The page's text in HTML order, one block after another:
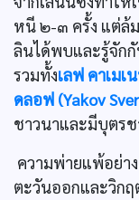
หนี ๒-๓ ครั้ง แต่ล้
ลินได้พบและรู้จัก
รวมทั้งเลฟ คาเมเ
ดลอฟ (Yakov
ชาวนาและมีบุตร
ความพ่ายแพ้อย่า
ตะวันออกและวิก